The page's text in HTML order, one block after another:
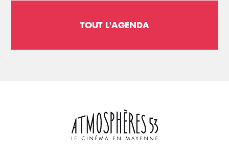
TOUT L'AGENDA